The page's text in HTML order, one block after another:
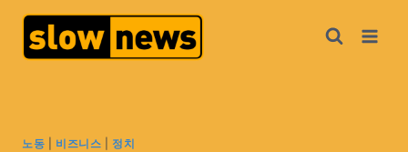
노동 비즈니스 정치